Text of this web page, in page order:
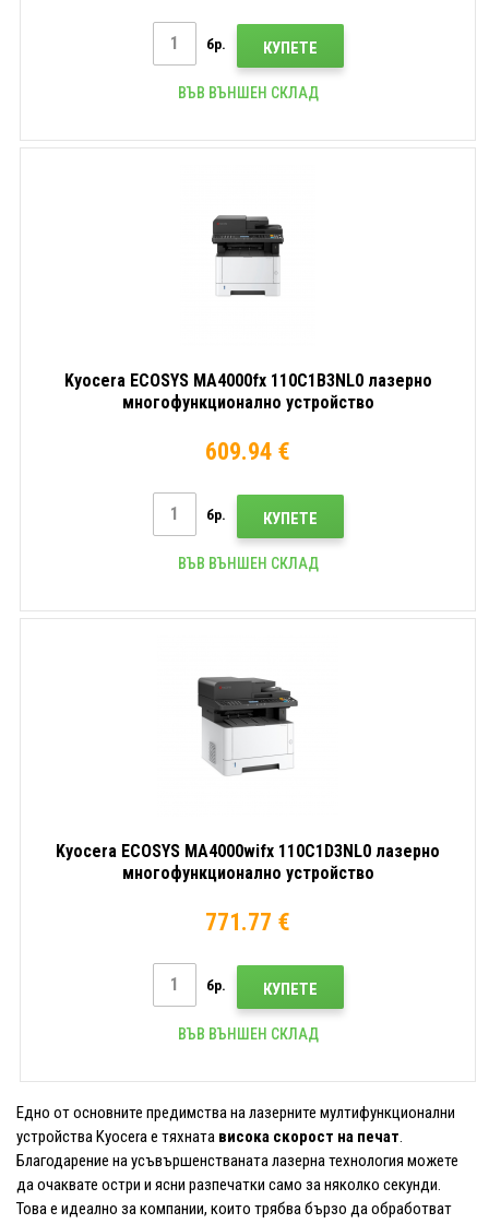
бр. КУПЕТЕ
ВЪВ ВЪНШЕН СКЛАД
Kyocera ECOSYS MA4000fx 110C1B3NL0 лазерно
многофункционално устройство
609.94 €
бр. КУПЕТЕ
ВЪВ ВЪНШЕН СКЛАД
Kyocera ECOSYS MA4000wifx 110C1D3NL0 лазерно
многофункционално устройство
771.77 €
бр. КУПЕТЕ
ВЪВ ВЪНШЕН СКЛАД
Едно от основните предимства на лазерните мултифункционални
устройства Kyocera е тяхната висока скорост на печат.
Благодарение на усъвършенстваната лазерна технология можете
да очаквате остри и ясни разпечатки само за няколко секунди.
Това е идеално за компании, които трябва бързо да обработват